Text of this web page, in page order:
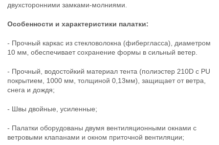
двухсторонними замками-молниями.
Особенности и характеристики палатки:
- Прочный каркас из стекловолокна (фибергласса), диаметром
10 мм, обеспечивает сохранение формы в сильный ветер.
- Прочный, водостойкий материал тента (полиэстер 210D с PU
покрытием, 1000 мм, толщиной 0,13мм), защищает от ветра,
снега и дождя;
- Швы двойные, усиленные;
- Палатки оборудованы двумя вентиляционными окнами с
ветровыми клапанами и окном приточной вентиляции;